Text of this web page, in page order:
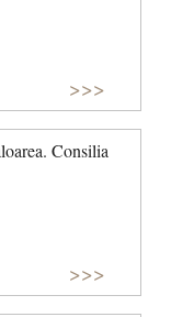
>>>
Consilia
>>>